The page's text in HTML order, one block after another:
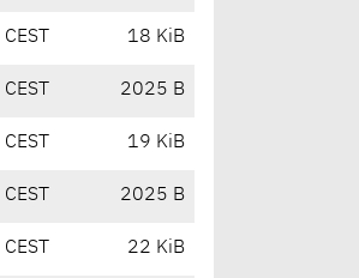
18 KiB
2025 B
19 KiB
2025 B
22 KiB